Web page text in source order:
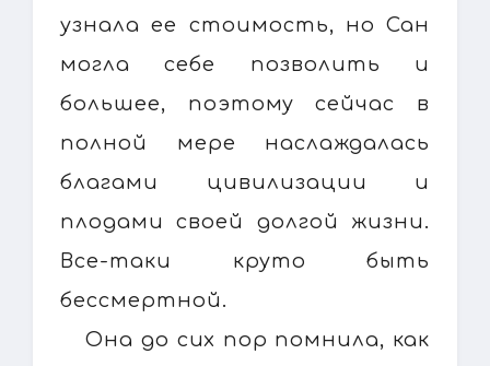
узнала ее стоимость, но Сан
могла себе позволить и
большее, поэтому сейчас в
полной мере наслаждалась
благами цивилизации и
плодами своей долгой жизни.
Все-таки круто быть
бессмертной.
Она до сих пор помнила, как